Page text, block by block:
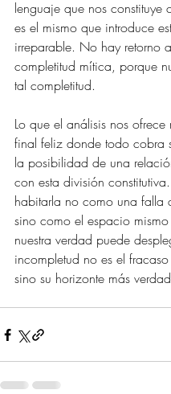
lenguaje que nos constituye
es el mismo que introduce
irreparable. No hay retorno
completitud mítica, porque
tal completitud.
Lo que el análisis nos ofrece
final feliz donde todo cobra
la posibilidad de una
con esta división
habitarla no como una falla
sino como el espacio
nuestra verdad puede
incompletud no es el
sino su horizonte más